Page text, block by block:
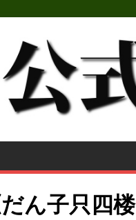
ん子只四楼